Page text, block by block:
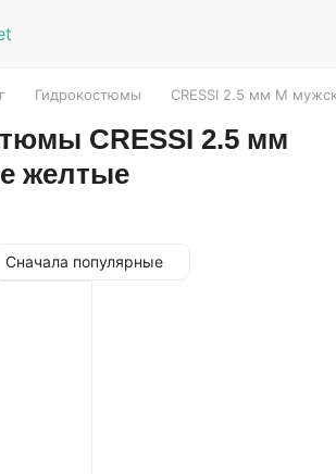
Гидрокостюмы CRESSI 2.5 мм M
CRESSI 2.5 мм
желтые
Сначала популярные